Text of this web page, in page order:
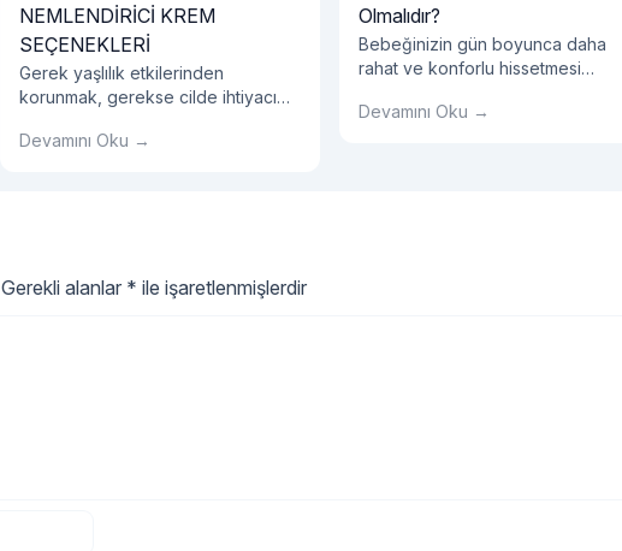
NEMLENDİRİCİ KREM
SEÇENEKLERİ
Gerek yaşlılık etkilerinden
korunmak, gerekse cilde ihtiyacı
uygun yapıdaki bir yüz kremi
Devamını Oku →
Olmalıdır?
Bebeğinizin gün boyunca daha
rahat ve konforlu hissetmesi
bir yaşa kadar çocuklara oranla
Devamını Oku →
Gerekli alanlar * ile işaretlenmişlerdir